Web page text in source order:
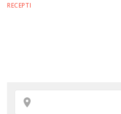
RECEPTI